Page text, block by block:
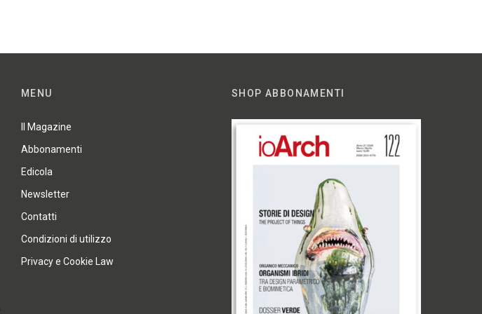
MENU
Il Magazine
Abbonamenti
Edicola
Newsletter
Contatti
Condizioni di utilizzo
Privacy e Cookie Law
SHOP ABBONAMENTI